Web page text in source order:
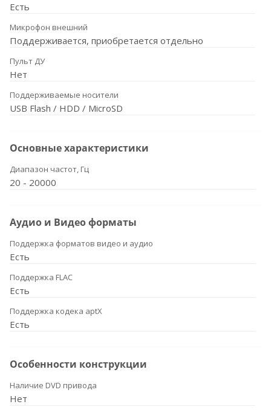
Есть
Микрофон внешний
Поддерживается, приобретается отдельно
Пульт ДУ
Нет
Поддерживаемые носители
USB Flash / HDD / MicroSD
Основные характеристики
Диапазон частот, Гц
20 - 20000
Аудио и Видео форматы
Поддержка форматов видео и аудио
Есть
Поддержка FLAC
Есть
Поддержка кодека aptX
Есть
Особенности конструкции
Наличие DVD привода
Нет